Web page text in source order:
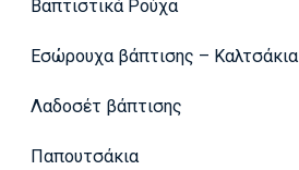
Βαπτιστικά Ρούχα
Εσώρουχα βάπτισης – Καλτσάκια
Λαδοσέτ βάπτισης
Παπουτσάκια